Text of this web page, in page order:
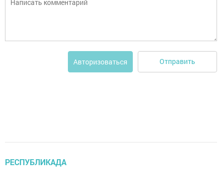
Авторизоваться Отправить
РЕСПУБЛИКАДА